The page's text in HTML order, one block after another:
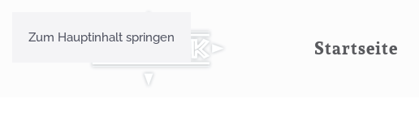
Zum Hauptinhalt springen Startseite